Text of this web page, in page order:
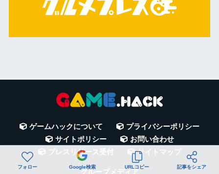
ゲームハックについて
プライバシーポリシー
サイトポリシー
お問い合わせ
プレスリリース受付
サイトマップ
グループメディア
フォロー Google検索 URLコピー 記事をシェア